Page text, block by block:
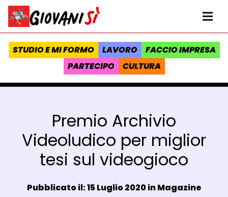
Vai al contenuto
Homepage Giovanisì - Progetto della Regione Toscana
STUDIO E MI FORMO LAVORO
FACCIO IMPRESA
PARTECIPO
CULTURA
Premio Archivio
Videoludico per miglior
tesi sul videogioco
Data e ora:
Pubblicato il: 15 Luglio 2020 inMagazine